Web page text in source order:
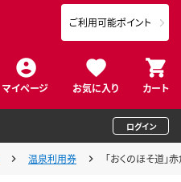
マイページ お気に入り カート
ご利用可能ポイント
ログイン
温泉利用券 「おくのほそ道